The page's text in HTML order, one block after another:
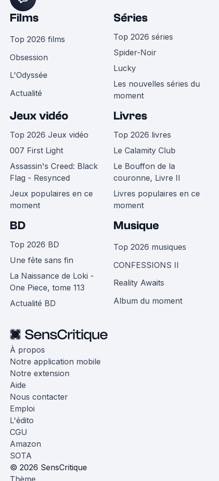
Films
Top 2026 films
Obsession
L'Odyssée
Actualité
Séries
Top 2026 séries
Spider-Noir
Lucky
Les nouvelles séries du
moment
Jeux vidéo
Top 2026 Jeux vidéo
007 First Light
Assassin's Creed: Black
Flag - Resynced
Jeux populaires en ce
moment
Livres
Top 2026 livres
Le Calamity Club
Le Bouffon de la
couronne, Livre II
Livres populaires en ce
moment
BD
Top 2026 BD
Une fête sans fin
La Naissance de Loki -
One Piece, tome 113
Actualité BD
Musique
Top 2026 musiques
CONFESSIONS II
Reality Awaits
Album du moment
À propos
Notre application mobile
Notre extension
Aide
Nous contacter
Emploi
L'édito
CGU
Amazon
SOTA
© 2026 SensCritique
Thème